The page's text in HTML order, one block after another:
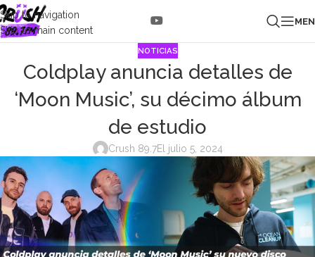
Skip to navigation
Skip to main content
NOTICIAS
Coldplay anuncia detalles de
‘Moon Music’, su décimo álbum
de estudio
Crush 89.7El julio 5, 2024